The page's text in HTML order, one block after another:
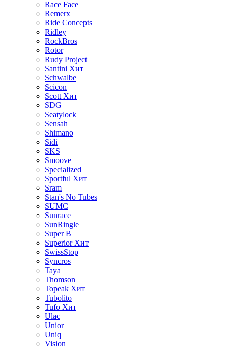
Race Face
Remerx
Ride Concepts
Ridley
RockBros
Rotor
Rudy Project
Santini Хит
Schwalbe
Scicon
Scott Хит
SDG
Seatylock
Sensah
Shimano
Sidi
SKS
Smoove
Specialized
Sportful Хит
Sram
Stan's No Tubes
SUMC
Sunrace
SunRingle
Super B
Superior Хит
SwissStop
Syncros
Taya
Thomson
Topeak Хит
Tubolito
Tufo Хит
Ulac
Unior
Uniq
Vision